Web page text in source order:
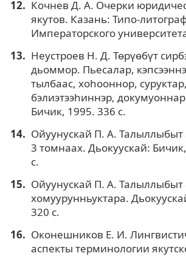
Кочнев Д. А. Очерки
якутов. Казань: Типо-
Императорского
Неустроев Н. Д. Төрүөбүт
дьоммор. Пьесалар,
тылбаас, хоһооннор, суруктар,
бэлиэтээһиннэр,
Бичик, 1995. 336 с.
Ойуунускай П. А.
3 томнаах. Дьокуускай:
с.
Ойуунускай П. А.
хомуурунньуктара.
320 с.
Оконешников Е. И.
аспекты терминологии